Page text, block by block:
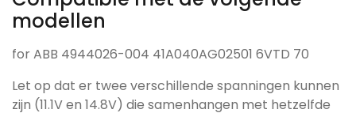
modellen
for ABB 4944026-004 41A040AG02501 6VTD 70
Let op dat er twee verschillende spanningen kunnen
zijn (11.1V en 14.8V) die samenhangen met hetzelfde